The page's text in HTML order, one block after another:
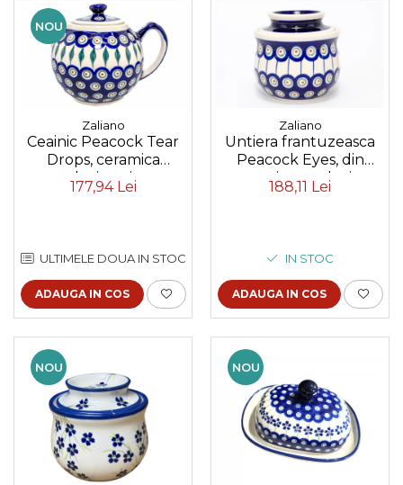
NOU
Zaliano
Ceainic Peacock Tear
Drops, ceramica
smaltuita, pictat
manual, 1 L
177,94 Lei
ULTIMELE DOUA IN STOC
ADAUGA IN COS
Zaliano
Untiera frantuzeasca
Peacock Eyes, din
ceramica smaltuita,
pictata manual,
188,11 Lei
IN STOC
ADAUGA IN COS
NOU NOU